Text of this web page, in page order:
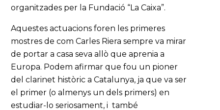
organitzades per la Fundació “La Caixa”.
Aquestes actuacions foren les primeres
mostres de com Carles Riera sempre va mirar
de portar a casa seva allò que aprenia a
Europa. Podem afirmar que fou un pioner
del clarinet històric a Catalunya, ja que va ser
el primer (o almenys un dels primers) en
estudiar-lo seriosament, i també